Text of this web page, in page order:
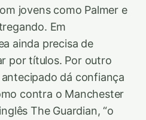
jovens como Palmer e
Em
ainda precisa de
por títulos. Por outro
dá confiança
contra o Manchester
The Guardian, “o